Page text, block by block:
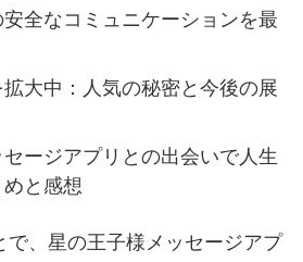
全なコミュニケーションを最
拡大中：人気の秘密と今後の展
ージアプリとの出会いで人生
と感想
で、星の王子様メッセージアプ